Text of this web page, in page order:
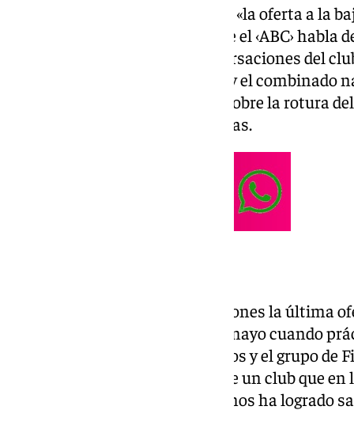
El ‹Diario de Sevilla› apunta que «la oferta a la
rompe el acuerdo» mientras que el ‹ABC› habla
muerte» tras encallar las conversaciones del
central del Sevilla, Real Madrid y el combinado
recoge la versión de la entidad sobre la rotura
engañados», dicen los accionistas.
Según detallan estas informaciones la última
precio pactado el pasado 12 de mayo cuando
el acuerdo para que Sergio Ramos y el grupo
como principales accionistas de un club que
etapa sin rumbo, aunque al menos ha logrado